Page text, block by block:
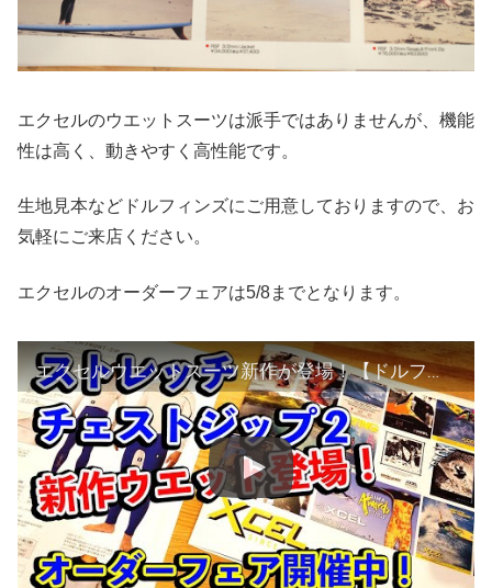
エクセルのウエットスーツは派手ではありませんが、機能
性は高く、動きやすく高性能です。
生地見本などドルフィンズにご用意しておりますので、お
気軽にご来店ください。
エクセルのオーダーフェアは5/8までとなります。
エクセルウエットスーツ新作が登場！【ドルフィンズボディボード】ストレッチチェストジップ２！